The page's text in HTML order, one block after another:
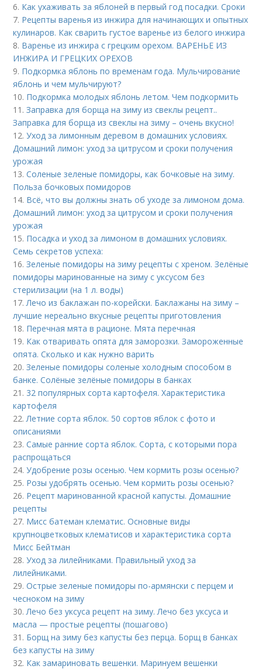
6. Как ухаживать за яблоней в первый год посадки. Сроки
7. Рецепты варенья из инжира для начинающих и опытных
кулинаров. Как сварить густое варенье из белого инжира
8. Варенье из инжира с грецким орехом. ВАРЕНЬЕ ИЗ
ИНЖИРА И ГРЕЦКИХ ОРЕХОВ
9. Подкормка яблонь по временам года. Мульчирование
яблонь и чем мульчируют?
10. Подкормка молодых яблонь летом. Чем подкормить
11.Заправка для борща на зиму из свеклы рецепт..
Заправка для борща из свеклы на зиму – очень вкусно!
12.Уход за лимонным деревом в домашних условиях.
Домашний лимон: уход за цитрусом и сроки получения
урожая
13.Соленые зеленые помидоры, как бочковые на зиму.
Польза бочковых помидоров
14. Всё, что вы должны знать об уходе за лимоном дома.
Домашний лимон: уход за цитрусом и сроки получения
урожая
15. Посадка и уход за лимоном в домашних условиях.
Семь секретов успеха:
16.Зеленые помидоры на зиму рецепты с хреном. Зелёные
помидоры маринованные на зиму с уксусом без
стерилизации (на 1 л. воды)
17.Лечо из баклажан по-корейски. Баклажаны на зиму –
лучшие нереально вкусные рецепты приготовления
18. Перечная мята в рационе. Мята перечная
19. Как отваривать опята для заморозки. Замороженные
опята. Сколько и как нужно варить
20.Зеленые помидоры соленые холодным способом в
банке. Солёные зелёные помидоры в банках
21. 32 популярных сорта картофеля. Характеристика
картофеля
22.Летние сорта яблок. 50 сортов яблок с фото и
описаниями
23.Самые ранние сорта яблок. Сорта, с которыми пора
распрощаться
24.Удобрение розы осенью. Чем кормить розы осенью?
25. Розы удобрять осенью. Чем кормить розы осенью?
26. Рецепт маринованной красной капусты. Домашние
рецепты
27. Мисс батеман клематис. Основные виды
крупноцветковых клематисов и характеристика сорта
Мисс Бейтман
28.Уход за лилейниками. Правильный уход за
лилейниками.
29.Острые зеленые помидоры по-армянски с перцем и
чесноком на зиму
30.Лечо без уксуса рецепт на зиму. Лечо без уксуса и
масла — простые рецепты (пошагово)
31. Борщ на зиму без капусты без перца. Борщ в банках
без капусты на зиму
32. Как замариновать вешенки. Маринуем вешенки